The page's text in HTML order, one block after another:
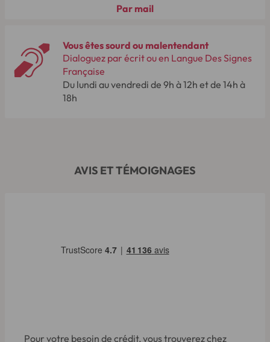
Par mail
Vous êtes sourd ou malentendant
Dialoguez par écrit ou en Langue Des Signes
Française
Du lundi au vendredi de 9h à 12h et de 14h à
18h
AVIS ET TÉMOIGNAGES
Pour votre besoin de crédit, vous trouverez chez